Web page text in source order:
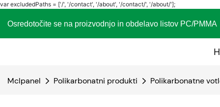
var excludedPaths = ['/', '/contact', '/about', '/contact/', '/about/'];
Osredotočite se na proizvodnjo in obdelavo listov PC/
Mclpanel Polikarbonatni produkti Polikarbonatne